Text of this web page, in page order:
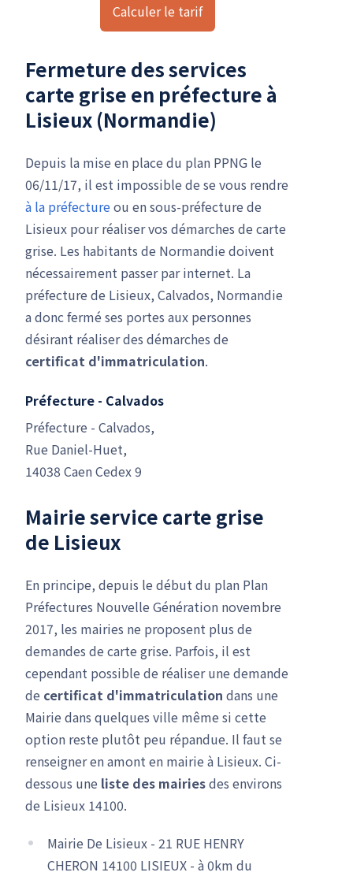
Calculer le tarif
Fermeture des services
carte grise en préfecture à
Lisieux (Normandie)
Depuis la mise en place du plan PPNG le
06/11/17, il est impossible de se vous rendre
à la préfectureou en sous-préfecture de
Lisieux pour réaliser vos démarches de carte
grise. Les habitants de Normandie doivent
nécessairement passer par internet. La
préfecture de Lisieux, Calvados, Normandie
a donc fermé ses portes aux personnes
désirant réaliser des démarches de
certificat d'immatriculation.
Préfecture - Calvados
Préfecture - Calvados,
Rue Daniel-Huet,
14038 Caen Cedex 9
Mairie service carte grise
de Lisieux
En principe, depuis le début du plan Plan
Préfectures Nouvelle Génération novembre
2017, les mairies ne proposent plus de
demandes de carte grise. Parfois, il est
cependant possible de réaliser une demande
de certificat d'immatriculation dans une
Mairie dans quelques ville même si cette
option reste plutôt peu répandue. Il faut se
renseigner en amont en mairie à Lisieux. Ci-
dessous une liste des mairiesdes environs
de Lisieux 14100.
Mairie De Lisieux - 21 RUE HENRY
CHERON 14100 LISIEUX - à 0km du